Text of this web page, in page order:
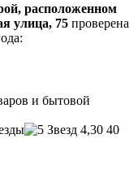
расположенном
улица, 75 проверена
и бытовой
4,30 40